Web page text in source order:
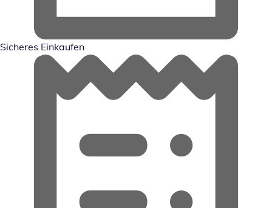
Sicheres Einkaufen